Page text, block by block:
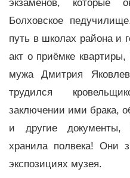
экзаменов, которые
Болховское
путь в школах района и
акт о приёмке
мужа Дмитрия
трудился
заключении ими брака,
и другие документы,
хранила полвека! Они
экспозициях музея.